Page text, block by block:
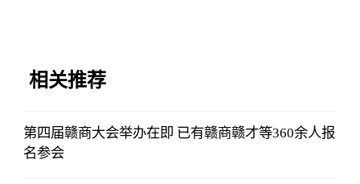
相关推荐
第四届赣商大会举办在即 已有赣商赣才等360余人报
名参会